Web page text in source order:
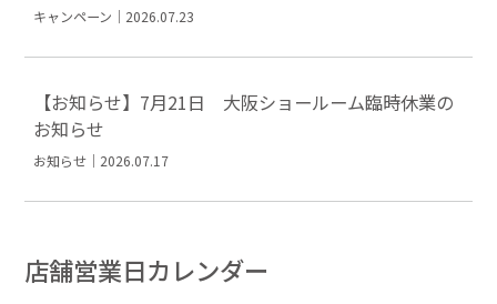
キャンペーン｜2026.07.23
【お知らせ】7月21日 大阪ショールーム臨時休業の
お知らせ
お知らせ｜2026.07.17
店舗営業日カレンダー